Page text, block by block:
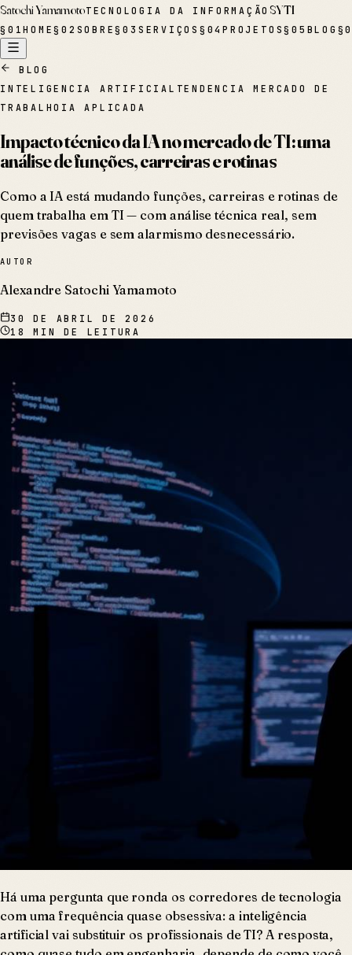
Satochi YamamotoTECNOLOGIA DA INFORMAÇÃOSYTI
§ 01HOME§02 SOBRE§03 SERVIÇOS § 04PROJETOS§05 BLOG §
BLOG
INTELIGENCIA ARTIFICIAL TENDENCIA MERCADO DE
TRABALHO IA APLICADA
Impacto técnico da IA no mercado de TI: uma
análise de funções, carreiras e rotinas
Como a IA está mudando funções, carreiras e rotinas de
quem trabalha em TI — com análise técnica real, sem
previsões vagas e sem alarmismo desnecessário.
AUTOR
Alexandre Satochi Yamamoto
30 DE ABRIL DE 2026
18
MIN DE LEITURA
Há uma pergunta que ronda os corredores de tecnologia
com uma frequência quase obsessiva: a inteligência
artificial vai substituir os profissionais de TI? A resposta,